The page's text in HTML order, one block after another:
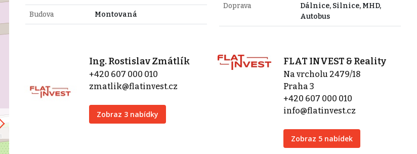
Budova Montovaná
Doprava
Dálnice, Silnice, MHD,
Autobus
Ing. Rostislav Zmátlík
+420 607 000 010
zmatlik@flatinvest.cz
Zobraz 3 nabídky
FLAT INVEST & Reality
Na vrcholu 2479/18
Praha 3
+420 607 000 010
info@flatinvest.cz
Zobraz 5 nabídek